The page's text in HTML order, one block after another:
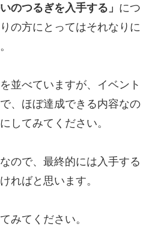
いのつるぎを入手する」 につ
の方にとってはそれなりに
並べていますが、イベント
、ほぼ達成できる内容なの
してみてください。
ので、最終的には入手する
ればと思います。
みてください。